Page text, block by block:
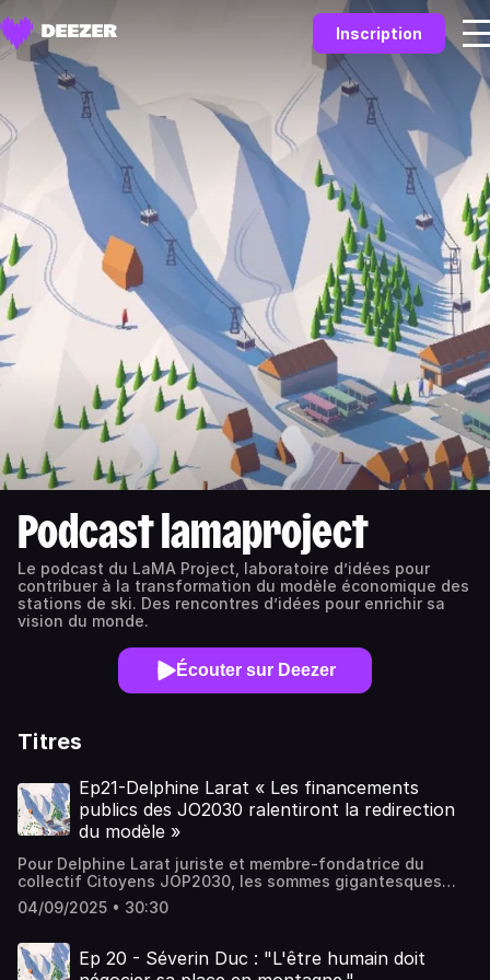
Inscription
Podcast lamaproject
Le podcast du LaMA Project, laboratoire d’idées pour
contribuer à la transformation du modèle économique des
stations de ski. Des rencontres d’idées pour enrichir sa
vision du monde.
Écouter sur Deezer
Titres
Ep21-Delphine Larat « Les financements
publics des JO2030 ralentiront la redirection
du modèle »
Pour Delphine Larat juriste et membre-fondatrice du
collectif Citoyens JOP2030, les sommes gigantesques
d’argent public fléchées pour la tenue des Jeux
Olympiques d’hiver 2030 dans les Alpes Françaises vont
modèle économique de nos stations de ski. La montagne
est pourtant un territoire très impacté par le changement
04/09/2025 • 30:30
Ep 20 - Séverin Duc : "L'être humain doit